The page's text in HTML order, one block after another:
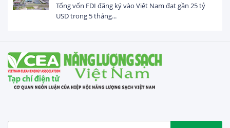
Tổng vốn FDI đăng ký vào Việt Nam đạt gần 25 tỷ
USD trong 5 tháng...